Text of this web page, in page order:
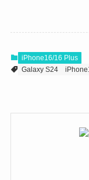
iPhone16/16 Plus
Galaxy S24